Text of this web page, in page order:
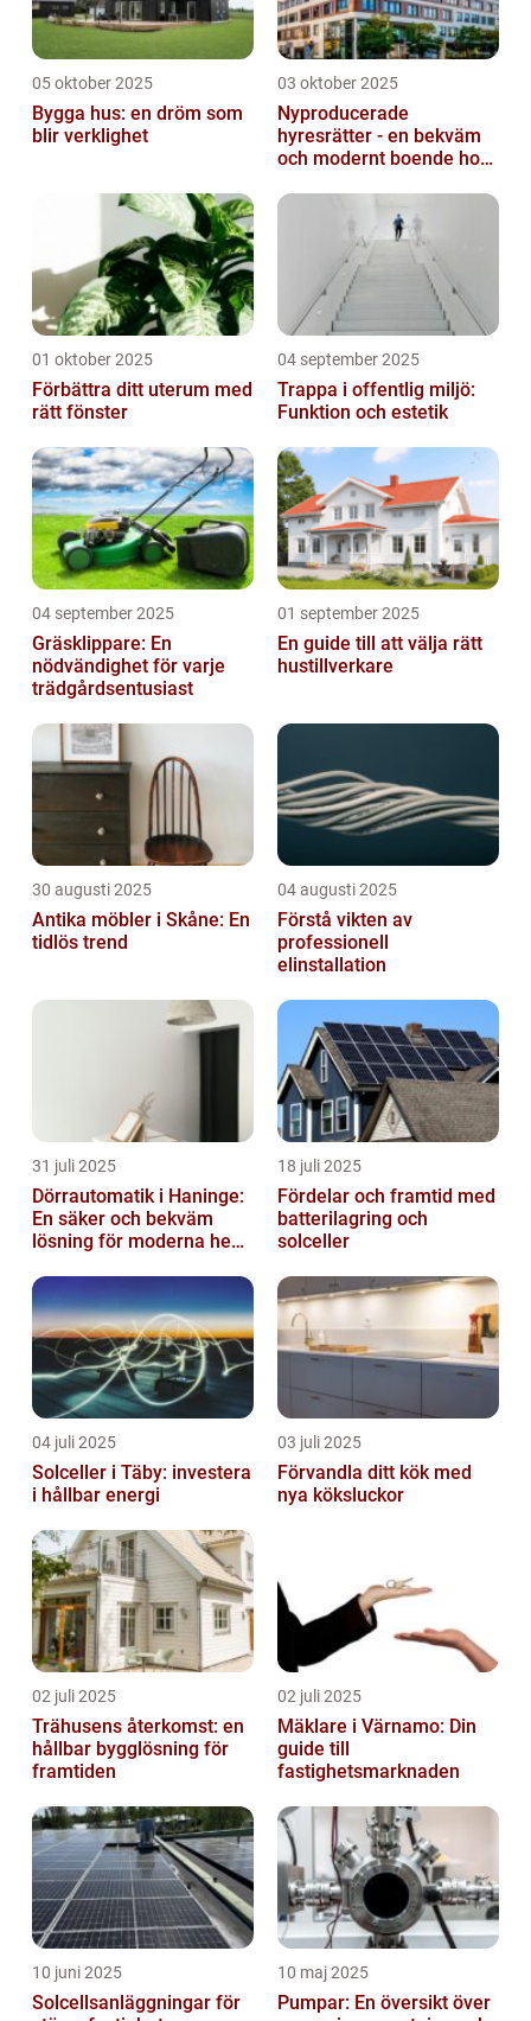
05 oktober 2025
Bygga hus: en dröm som
blir verklighet
03 oktober 2025
Nyproducerade
hyresrätter - en bekväm
och modernt boende hos
nyproduktion
01 oktober 2025
Förbättra ditt uterum med
rätt fönster
04 september 2025
Trappa i offentlig miljö:
Funktion och estetik
04 september 2025
Gräsklippare: En
nödvändighet för varje
trädgårdsentusiast
01 september 2025
En guide till att välja rätt
hustillverkare
30 augusti 2025
Antika möbler i Skåne: En
tidlös trend
04 augusti 2025
Förstå vikten av
professionell
elinstallation
31 juli 2025
Dörrautomatik i Haninge:
En säker och bekväm
lösning för moderna hem
18 juli 2025
Fördelar och framtid med
batterilagring och
solceller
04 juli 2025
Solceller i Täby: investera
i hållbar energi
03 juli 2025
Förvandla ditt kök med
nya köksluckor
02 juli 2025
Trähusens återkomst: en
hållbar bygglösning för
framtiden
02 juli 2025
Mäklare i Värnamo: Din
guide till
fastighetsmarknaden
10 juni 2025
Solcellsanläggningar för
10 maj 2025
Pumpar: En översikt över